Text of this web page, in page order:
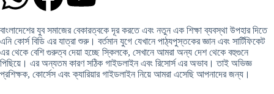
বাংলাদেশের যুব সমাজের বেকারত্বকে দূর করতে এবং নতুন এক শিক্ষা ব্যবস্থা উপহার দিতে
এনি কোর্স বিডি এর যাত্রা শুরু। বর্তমান যুগে যেখানে পাঠ্যপুস্তকের জ্ঞান এবং সার্টিফিকেট
এর থেকে বেশি গুরুত্ব দেয়া হচ্ছে স্কিলকে, সেখানে আমরা অন্য দেশ থেকে বহুগুনে
পিছিয়ে। এর অন্যতম কারণ সঠিক গাইডলাইন এবং রিসোর্স এর অভাব। তাই অভিজ্ঞ
প্রশিক্ষক, কোর্সেস এবং ক্যারিয়ার গাইডলাইন নিয়ে আমরা এসেছি আপনাদের জন্য।